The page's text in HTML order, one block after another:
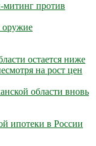
митинг против
остается ниже
на рост цен
области вновь
ипотеки в России